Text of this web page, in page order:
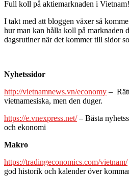
Full koll på aktiemarknaden i Vietnam!
I takt med att bloggen växer så
hur man kan hålla koll på marknaden
dagsrutiner när det kommer till sidor
Nyhetssidor
http://vietnamnews.vn/economy –
vietnamesiska, men den duger.
https://e.vnexpress.net/– Bästa
och ekonomi
Makro
https://tradingeconomics.com/vietnam/
god historik och kalender över